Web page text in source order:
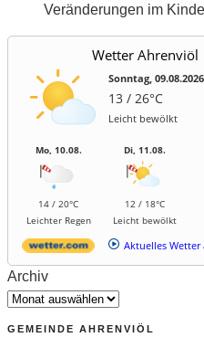
Veränderungen im
Wetter Ahrenviöl
Sonntag, 09.08.2026
13 / 26°C
Leicht bewölkt
Mo, 10.08.
14 / 20°C
Leichter Regen
Di, 11.08.
12 / 18°C
Leicht bewölkt
Aktuelles Wetter
Archiv
GEMEINDE AHRENVIÖL